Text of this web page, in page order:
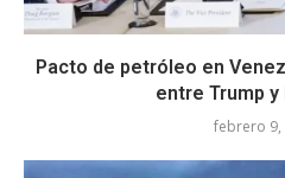
Pacto de petróleo en
entre Trump
febrero 9,